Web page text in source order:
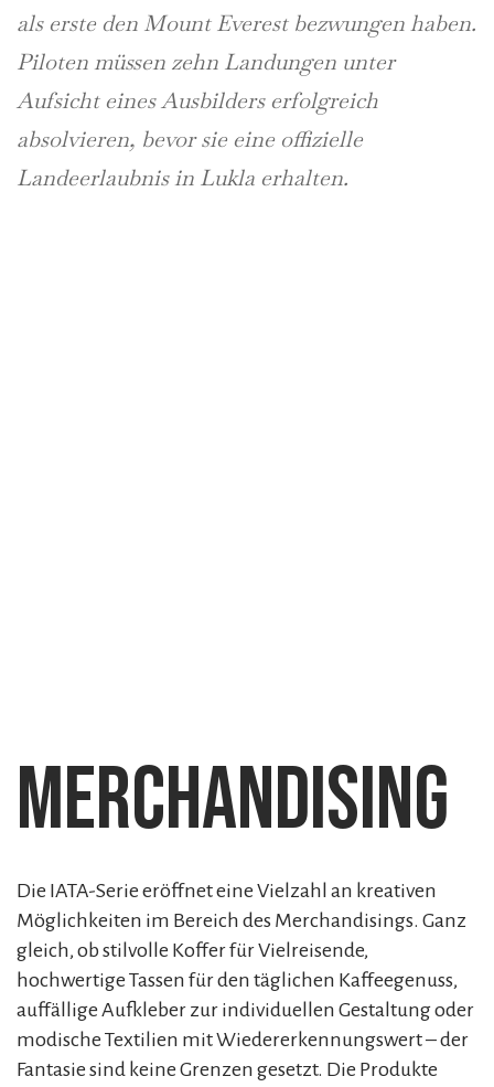
als erste den Mount Everest bezwungen haben.
Piloten müssen zehn Landungen unter
Aufsicht eines Ausbilders erfolgreich
absolvieren, bevor sie eine offizielle
Landeerlaubnis in Lukla erhalten.
Merchandising
Die IATA-Serie eröffnet eine Vielzahl an kreativen
Möglichkeiten im Bereich des Merchandisings. Ganz
gleich, ob stilvolle Koffer für Vielreisende,
hochwertige Tassen für den täglichen Kaffeegenuss,
auffällige Aufkleber zur individuellen Gestaltung oder
modische Textilien mit Wiedererkennungswert – der
Fantasie sind keine Grenzen gesetzt. Die Produkte